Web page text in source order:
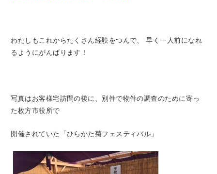
わたしもこれからたくさん経験をつんで、 早く一人前になれ
るようにがんばります！
写真はお客様宅訪問の後に、別件で物件の調査のために寄っ
た枚方市役所で
開催されていた「ひらかた菊フェスティバル」